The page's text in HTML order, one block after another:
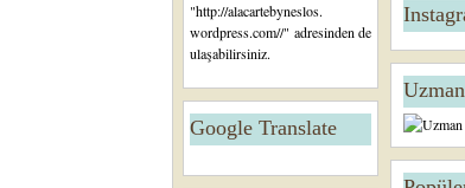
"http://alacartebyneslos.
wordpress.com//" adresinden de
ulaşabilirsiniz.
Google Translate